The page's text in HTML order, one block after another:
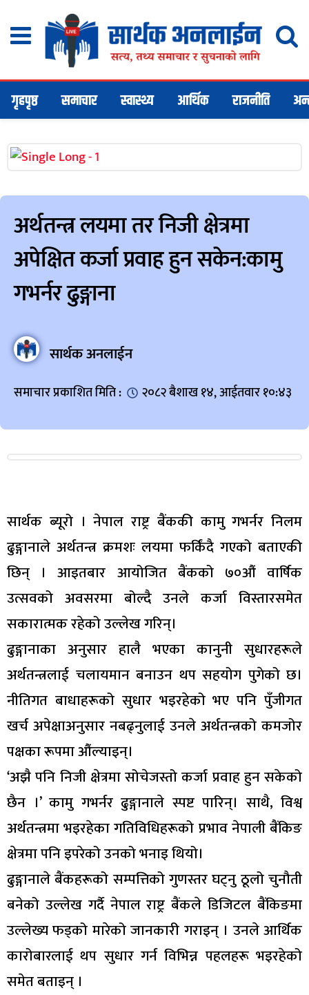
गृहपृष्ठ समाचार स्वास्थ्य आर्थिक राजनीति
अर्थतन्त्र लयमा तर निजी क्षेत्रमा
अपेक्षित कर्जा प्रवाह हुन सकेन:कामु
गभर्नर ढुङ्गाना
सार्थक अनलाईन
समाचार प्रकाशित मिति : २०८२ बैशाख १४, आईतवार १०:४३
सार्थक ब्यूरो । नेपाल राष्ट्र बैंककी कामु गभर्नर निलम
ढुङ्गानाले अर्थतन्त्र क्रमशः लयमा फर्किंदै गएको बताएकी
छिन् । आइतबार आयोजित बैंकको ७०औं वार्षिक
उत्सवको अवसरमा बोल्दै उनले कर्जा विस्तारसमेत
सकारात्मक रहेको उल्लेख गरिन्।
ढुङ्गानाका अनुसार हालै भएका कानुनी सुधारहरूले
अर्थतन्त्रलाई चलायमान बनाउन थप सहयोग पुगेको छ।
नीतिगत बाधाहरूको सुधार भइरहेको भए पनि पुँजीगत
खर्च अपेक्षाअनुसार नबढ्नुलाई उनले अर्थतन्त्रको कमजोर
पक्षका रूपमा औंल्याइन्।
‘अझै पनि निजी क्षेत्रमा सोचेजस्तो कर्जा प्रवाह हुन सकेको
छैन ।’ कामु गभर्नर ढुङ्गानाले स्पष्ट पारिन्। साथै, विश्व
अर्थतन्त्रमा भइरहेका गतिविधिहरूको प्रभाव नेपाली बैंकिङ
क्षेत्रमा पनि इपरेको उनको भनाइ थियो।
ढुङ्गानाले बैंकहरूको सम्पत्तिको गुणस्तर घट्नु ठूलो चुनौती
बनेको उल्लेख गर्दै नेपाल राष्ट्र बैंकले डिजिटल बैंकिङमा
उल्लेख्य फड्को मारेको जानकारी गराइन् । उनले आर्थिक
कारोबारलाई थप सुधार गर्न विभिन्न पहलहरू भइरहेको
समेत बताइन् ।